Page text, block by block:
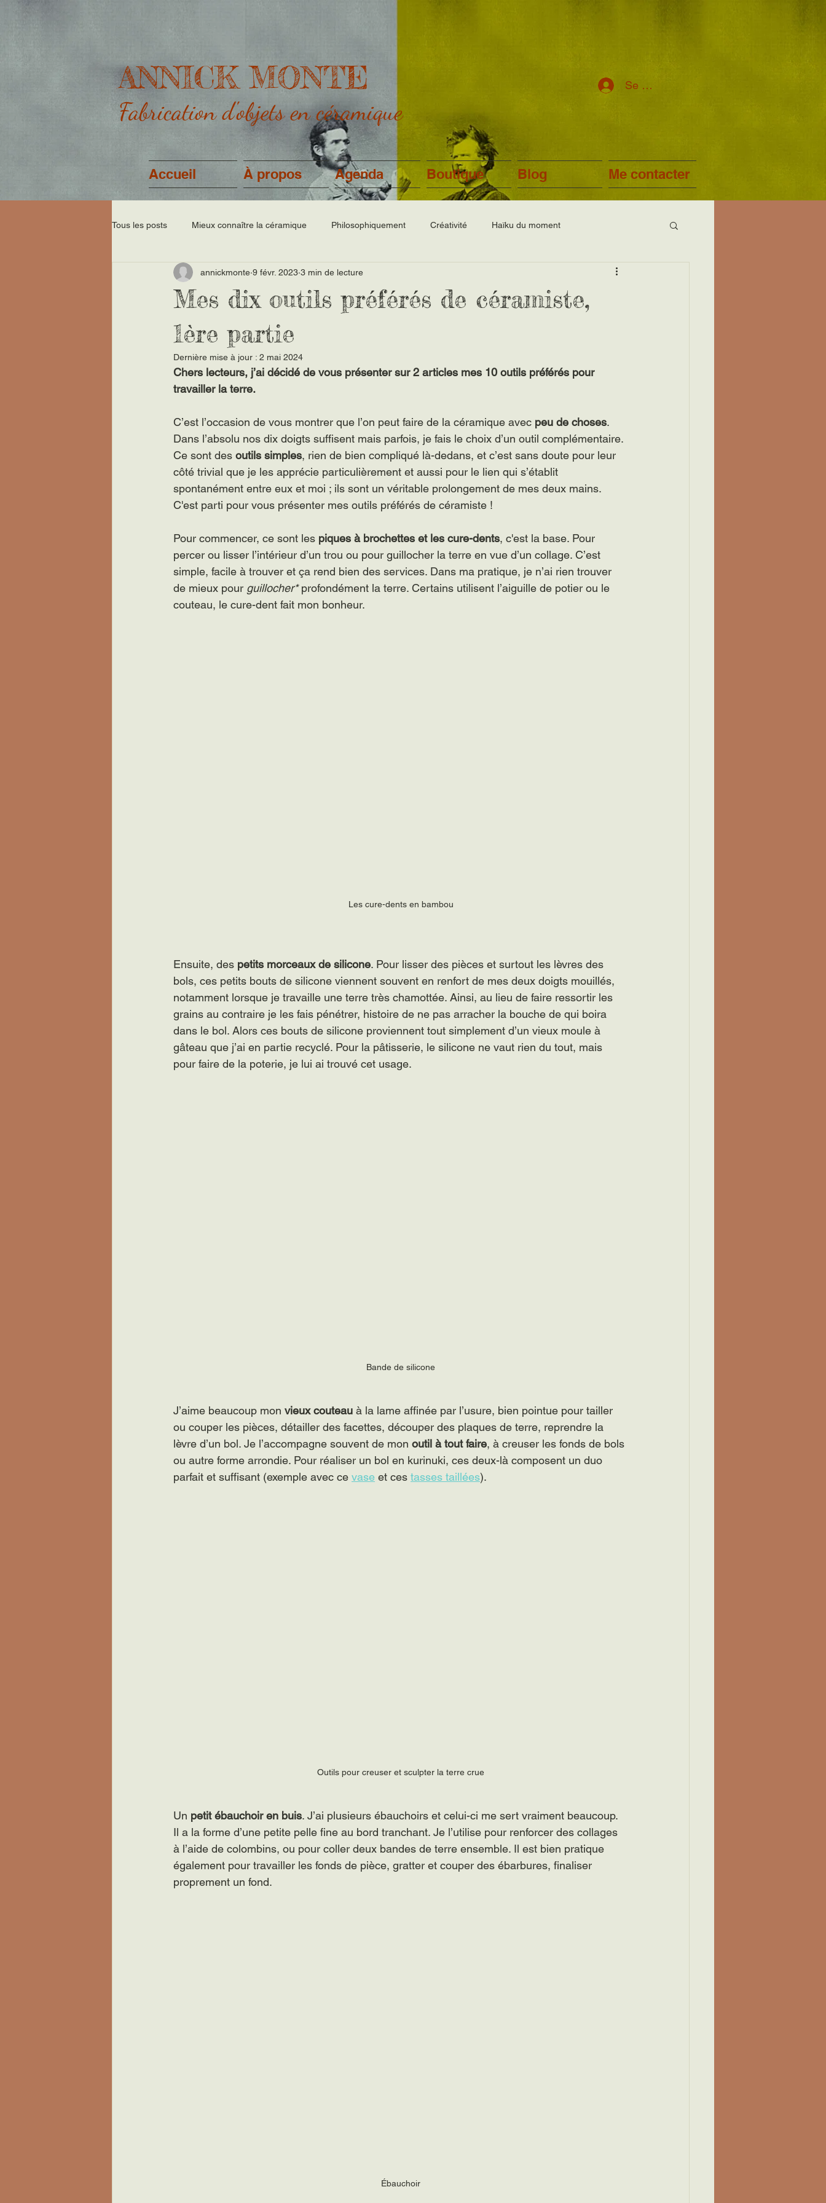
ANNICK MONTE
Fabrication d'objets en céramique
Se connecter
Accueil À propos Agenda Boutique Blog Me contacter
Tous les posts Mieux connaître la céramique Philosophiquement Créativité Haïku du moment
Histoires de mes objets
Mes dix outils préférés de céramiste,
1ère partie
annickmonte 9 févr. 2023 3 min de lecture
Dernière mise à jour : 2 mai 2024
Chers lecteurs, j’ai décidé de vous présenter sur 2 articles mes 10 outils préférés pour
travailler la terre.
C’est l’occasion de vous montrer que l’on peut faire de la céramique avec peu de choses.
Dans l’absolu nos dix doigts suffisent mais parfois, je fais le choix d’un outil complémentaire.
Ce sont des outils simples, rien de bien compliqué là-dedans, et c’est sans doute pour leur
côté trivial que je les apprécie particulièrement et aussi pour le lien qui s’établit
spontanément entre eux et moi ; ils sont un véritable prolongement de mes deux mains.
C'est parti pour vous présenter mes outils préférés de céramiste !
Pour commencer, ce sont les piques à brochettes et les cure-dents, c'est la base. Pour
percer ou lisser l’intérieur d’un trou ou pour guillocher la terre en vue d’un collage. C’est
simple, facile à trouver et ça rend bien des services. Dans ma pratique, je n’ai rien trouver
de mieux pour guillocher* profondément la terre. Certains utilisent l’aiguille de potier ou le
couteau, le cure-dent fait mon bonheur.
Les cure-dents en bambou
Ensuite, des petits morceaux de silicone. Pour lisser des pièces et surtout les lèvres des
bols, ces petits bouts de silicone viennent souvent en renfort de mes deux doigts mouillés,
notamment lorsque je travaille une terre très chamottée. Ainsi, au lieu de faire ressortir les
grains au contraire je les fais pénétrer, histoire de ne pas arracher la bouche de qui boira
dans le bol. Alors ces bouts de silicone proviennent tout simplement d’un vieux moule à
gâteau que j’ai en partie recyclé. Pour la pâtisserie, le silicone ne vaut rien du tout, mais
pour faire de la poterie, je lui ai trouvé cet usage.
Bande de silicone
J’aime beaucoup mon vieux couteau à la lame affinée par l’usure, bien pointue pour tailler
ou couper les pièces, détailler des facettes, découper des plaques de terre, reprendre la
lèvre d’un bol. Je l’accompagne souvent de mon outil à tout faire, à creuser les fonds de bols
ou autre forme arrondie. Pour réaliser un bol en kurinuki, ces deux-là composent un duo
parfait et suffisant (exemple avec ce vase et ces tasses taillées).
Outils pour creuser et sculpter la terre crue
Un petit ébauchoir en buis. J’ai plusieurs ébauchoirs et celui-ci me sert vraiment beaucoup.
Il a la forme d’une petite pelle fine au bord tranchant. Je l’utilise pour renforcer des collages
à l’aide de colombins, ou pour coller deux bandes de terre ensemble. Il est bien pratique
également pour travailler les fonds de pièce, gratter et couper des ébarbures, finaliser
proprement un fond.
Ébauchoir